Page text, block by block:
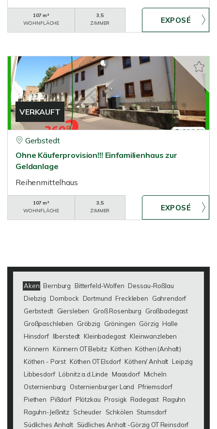
107 m²
WOHNFLÄCHE
3,5
ZIMMER
VERKAUFT
Gerbstedt
Ohne Käuferprovision!!! Einfamilienhaus zur
Geldanlage
Reihenmittelhaus
107 m²
WOHNFLÄCHE
3,5
ZIMMER
Aken Bernburg Bitterfeld-Wolfen Dessau-Roßlau
Diebzig
Dornbock Dortmund Freckleben
Gahrendorf
Gerbstedt Giersleben Groß Rosenburg
Großbadegast
Großpaschleben
Gröbzig Gröningen Görzig Halle
Hinsdorf Ilberstedt Kleinbadegast Kleinwanzleben
Könnern
Könnern OT Bebitz Köthen Köthen (Anhalt)
Köthen - Porst Köthen OT Elsdorf Köthen/ Anhalt Leipzig
Libbesdorf Löbnitz a.d.Linde Maasdorf Micheln
Osternienburg
Osternienburger Land
Pfriemsdorf
Piethen
Pißdorf Plötzkau Prosigk Radegast Raguhn
Raguhn-Jeßnitz Scheuder Schkölen Stumsdorf
Südliches Anhalt Südliches Anhalt -Görzig OT Reinsdorf